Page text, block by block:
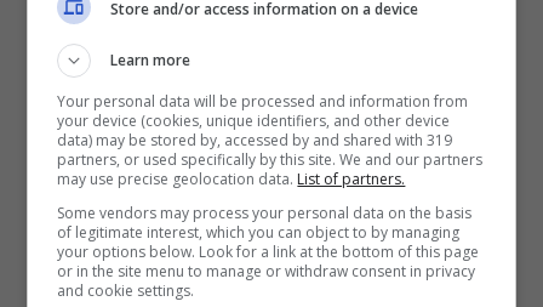
così a godere in toto delle bellissime
giornate d’estate, ma alcune foto hanno
catturato l’attenzione dei fa.
La cantante divina in costume
Ebbene sì, come abbiamo avuto modo di
Store and/or access information on a device
Learn more
Your personal data will be processed and information from
your device (cookies, unique identifiers, and other device
data) may be stored by, accessed by and shared with 319
partners, or used specifically by this site. We and our partners
may use precise geolocation data. List of partners.
Some vendors may process your personal data on the basis
of legitimate interest, which you can object to by managing
your options below. Look for a link at the bottom of this page
or in the site menu to manage or withdraw consent in privacy
and cookie settings.